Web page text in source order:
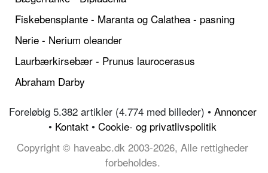
Fiskebensplante - Maranta og Calathea - pasning
Nerie - Nerium oleander
Laurbærkirsebær - Prunus laurocerasus
Abraham Darby
Foreløbig 5.382 artikler (4.774 med billeder) • Annoncer
• Kontakt • Cookie- og privatlivspolitik
Copyright © haveabc.dk 2003-2026, Alle rettigheder
forbeholdes.